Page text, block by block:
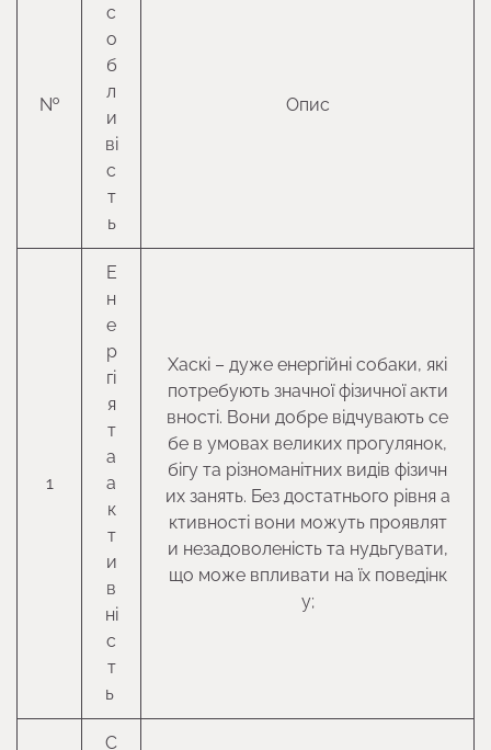
№
с
о
б
л
и
ві
с
т
ь
Опис
1
Е
н
е
р
гі
я
т
а
а
к
т
и
в
ні
с
т
ь
Хаскі – дуже енергійні собаки, які
потребують значної фізичної акти
вності. Вони добре відчувають се
бе в умовах великих прогулянок,
бігу та різноманітних видів фізичн
их занять. Без достатнього рівня а
ктивності вони можуть проявлят
и незадоволеність та нудьгувати,
що може впливати на їх поведінк
у;
С